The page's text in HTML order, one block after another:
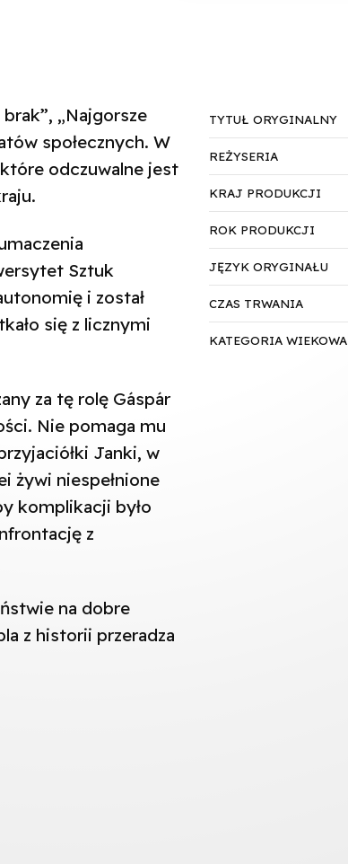
„Najgorsze
społecznych. W
odczuwalne jest
Sztuk
i został
się z licznymi
za tę rolę Gáspár
Nie pomaga mu
Janki, w
żywi niespełnione
komplikacji było
z
na dobre
z historii przeradza
TYTUŁ ORYGINALNY
REŻYSERIA
KRAJ PRODUKCJI
ROK PRODUKCJI
JĘZYK ORYGINAŁU
CZAS TRWANIA
KATEGORIA WIEKOWA